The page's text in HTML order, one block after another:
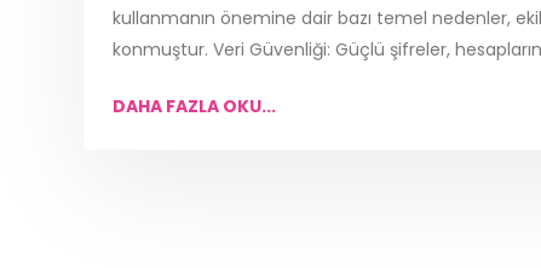
kullanmanın önemine dair bazı temel nedenler,
konmuştur. Veri Güvenliği: Güçlü şifreler,
DAHA FAZLA OKU...